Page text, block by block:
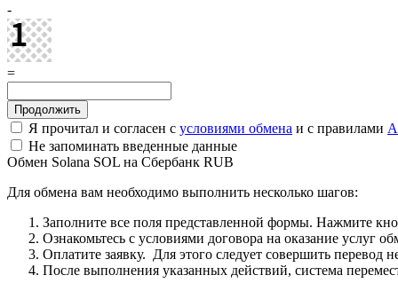
-
=
Я прочитал и согласен с условиями обмена и с правилами
Не запоминать введенные данные
Обмен Solana SOL на Сбербанк RUB
Для обмена вам необходимо выполнить несколько шагов:
Заполните все поля представленной формы. Нажмите
Ознакомьтесь с условиями договора на оказание услуг
Оплатите заявку. Для этого следует совершить
После выполнения указанных действий, система